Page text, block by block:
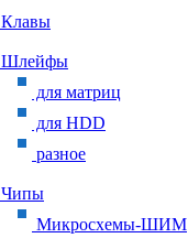
Клавы
Шлейфы
для матриц
для HDD
разное
Чипы
Микросхемы-ШИМ